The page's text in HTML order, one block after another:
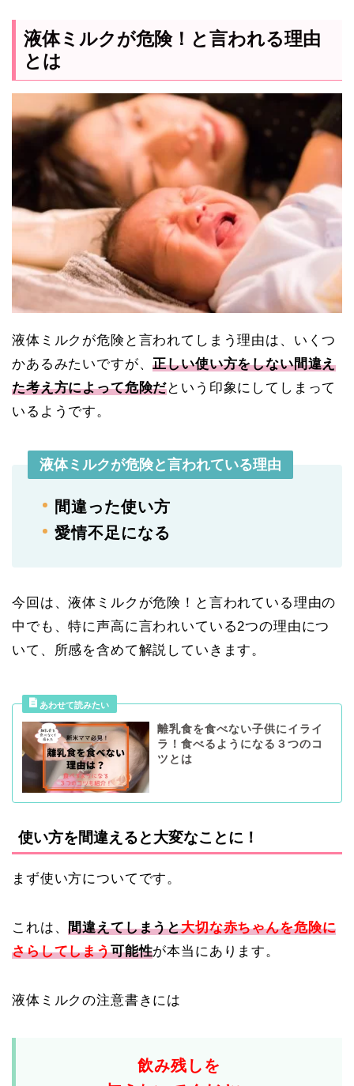
液体ミルクが危険！と言われる理由
とは
液体ミルクが危険と言われてしまう理由は、いくつ
かあるみたいですが、正しい使い方をしない間違え
た考え方によって危険だという印象にしてしまって
いるようです。
液体ミルクが危険と言われている理由
間違った使い方
愛情不足になる
今回は、液体ミルクが危険！と言われている理由の
中でも、特に声高に言われいている2つの理由につ
いて、所感を含めて解説していきます。
離乳食を食べない子供にイライ
ラ！食べるようになる３つのコ
ツとは
使い方を間違えると大変なことに！
まず使い方についてです。
これは、間違えてしまうと大切な赤ちゃんを危険に
さらしてしまう可能性が本当にあります。
液体ミルクの注意書きには
飲み残しを